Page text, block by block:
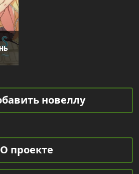
новеллу
О проекте